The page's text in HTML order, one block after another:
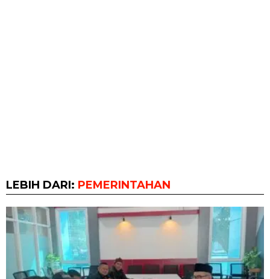
LEBIH DARI: PEMERINTAHAN